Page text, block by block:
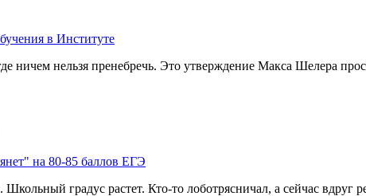
ничем нельзя пренебречь. Это утверждение Макса Шелера
градус растет. Кто-то лоботрясничал, а сейчас вдруг